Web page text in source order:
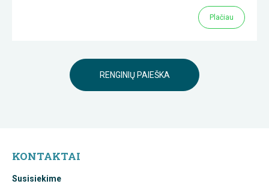
Plačiau
RENGINIŲ PAIEŠKA
KONTAKTAI
Susisiekime